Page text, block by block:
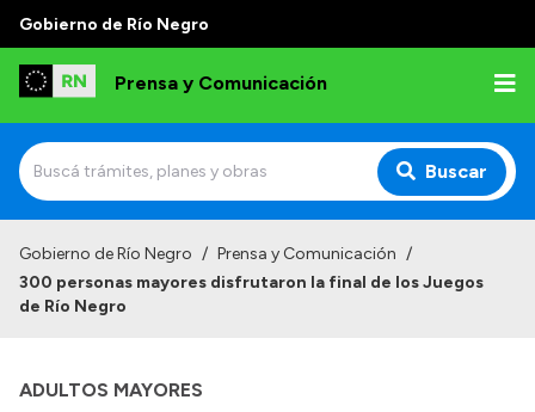
Gobierno de Río Negro
Prensa y Comunicación
Buscar
Institucional
Referentes de prensa
Gobierno de Río Negro / Prensa y Comunicación /
300 personas mayores disfrutaron la final de los Juegos
de Río Negro
ADULTOS MAYORES